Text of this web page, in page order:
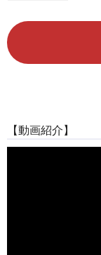
【動画紹介】